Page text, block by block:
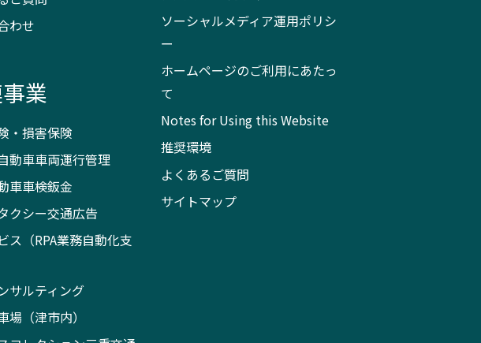
わせ
業
・損害保険
動車車両運行管理
車車検鈑金
クシー交通広告
ス（RPA業務自動化支
サルティング
場（津市内）
ソーシャルメディア運用ポリシ
ー
ホームページのご利用にあたっ
て
Notes for Using this Website
推奨環境
よくあるご質問
サイトマップ